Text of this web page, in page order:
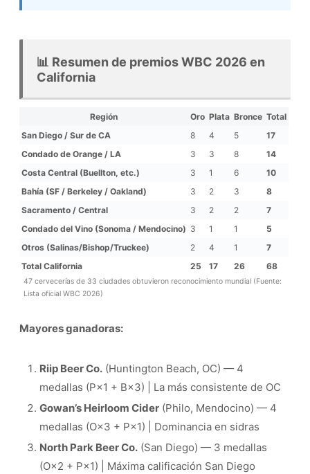
📊 Resumen de premios WBC 2026 en
California
Región Oro Plata Bronce Total
San Diego / Sur de CA
8 4 5
17
Condado de Orange / LA
3 3 8
14
Costa Central (Buellton, etc.)
3 1 6
10
Bahía (SF / Berkeley / Oakland)
3 2 3
8
Sacramento / Central
3 2 2
7
Condado del Vino (Sonoma / Mendocino) 3 1 1
5
Otros (Salinas/Bishop/Truckee)
2 4 1
7
Total California
25 17 26 68
47 cervecerías de 33 ciudades obtuvieron reconocimiento mundial (Fuente:
Lista oficial WBC 2026)
Mayores ganadoras:
Riip Beer Co. (Huntington Beach, OC) — 4
medallas (P×1 + B×3) | La más consistente de OC
Gowan’s Heirloom Cider (Philo, Mendocino) — 4
medallas (O×3 + P×1) | Dominancia en sidras
North Park Beer Co. (San Diego) — 3 medallas
(O×2 + P×1) | Máxima calificación San Diego